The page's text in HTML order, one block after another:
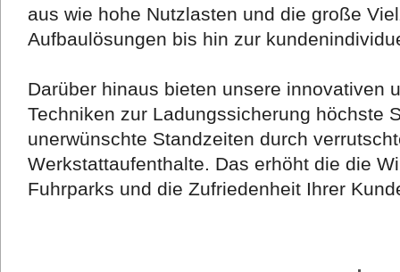
aus wie hohe Nutzlasten und die große
Aufbaulösungen bis hin zur
Darüber hinaus bieten unsere innovativen
Techniken zur Ladungssicherung höchste
unerwünschte Standzeiten durch
Werkstattaufenthalte. Das erhöht die die
Fuhrparks und die Zufriedenheit Ihrer